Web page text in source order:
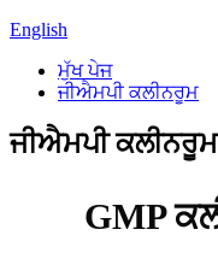
English
ਮੁੱਖ ਪੇਜ
ਜੀਐਮਪੀ ਕਲੀਨਰੂਮ
ਜੀਐਮਪੀ ਕਲੀਨਰੂਮ
GMP